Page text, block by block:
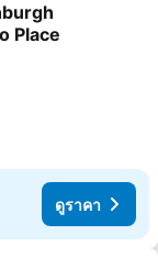
โปรด
Place
ดูราคา